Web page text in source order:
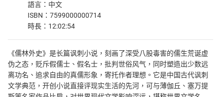
語言：中文
ISBN：7599000000714
時長：12:02:54
《儒林外史》是长篇讽刺小说，刻画了深受八股毒害的儒生荒诞虚
伪之态，贬斥假儒士、假名士，批判世俗风气，同时塑造出少数远
离功名、追求自由的真儒形象，寄托作者理想。它是中国古代讽刺
文学典范，开创小说直接评现实生活的先河，可与薄伽丘、塞万提